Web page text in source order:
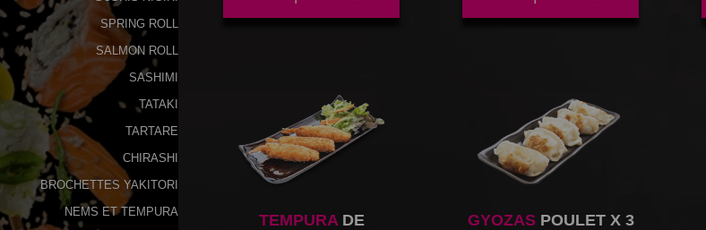
SPRING ROLL
SALMON ROLL
SASHIMI
TATAKI
TARTARE
CHIRASHI
BROCHETTES YAKITORI
NEMS ET TEMPURA
TEMPURADE
GYOZASPOULET X 3